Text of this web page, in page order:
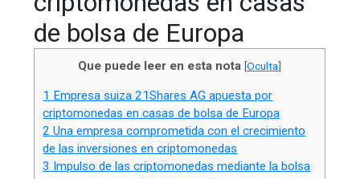
de bolsa de Europa
Que puede leer en esta nota [Oculta]
1 Empresa suiza 21Shares AG apuesta por
criptomonedas en casas de bolsa de Europa
2 Una empresa comprometida con el crecimiento
de las inversiones en criptomonedas
3 Impulso de las criptomonedas mediante la bolsa